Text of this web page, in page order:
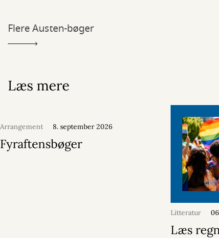
Flere Austen-bøger
Læs mere
Arrangement 8. september 2026
Fyraftensbøger
Litteratur
Læs